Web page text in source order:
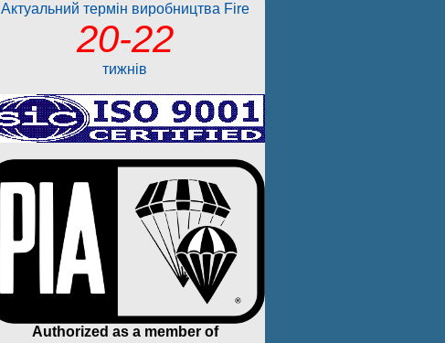
Актуальний термін виробництва Fire
20-22
тижнів
Authorized as a member of